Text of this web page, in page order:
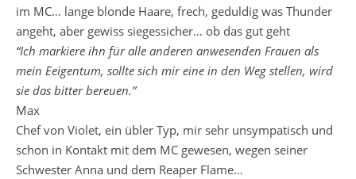
im MC… lange blonde Haare, frech, geduldig was Thunder
angeht, aber gewiss siegessicher… ob das gut geht
“Ich markiere ihn für alle anderen anwesenden Frauen als
mein Eeigentum, sollte sich mir eine in den Weg stellen, wird
sie das bitter bereuen.”
Max
Chef von Violet, ein übler Typ, mir sehr unsympatisch und
schon in Kontakt mit dem MC gewesen, wegen seiner
Schwester Anna und dem Reaper Flame…